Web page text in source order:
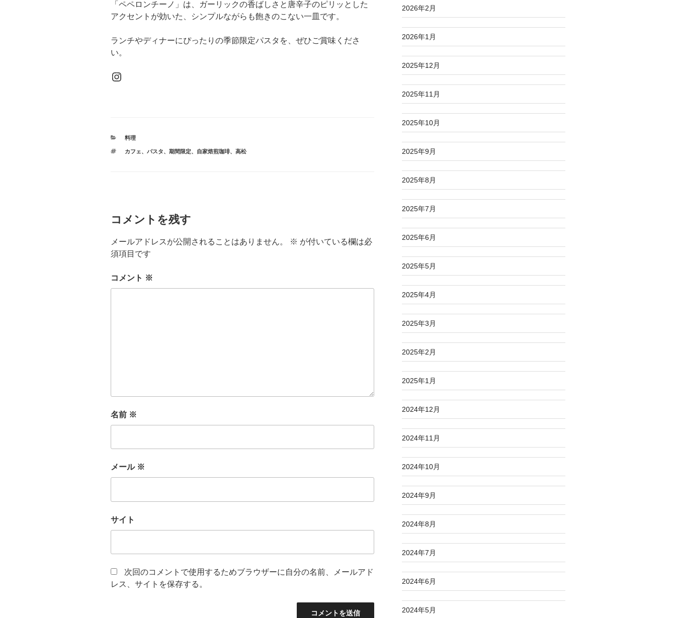
「ペペロンチーノ」は、ガーリックの香ばしさと唐辛子のピリッとした
アクセントが効いた、シンプルながらも飽きのこない一皿です。
ランチやディナーにぴったりの季節限定パスタを、ぜひご賞味くださ
い。
Instagram
カ
ゴ
料理
タ
カフェ、 パスタ、 期間限定、 自家焙煎珈琲、 高松
コメントを残す
メールアドレスが公開されることはありません。 ※ が付いている欄は必
須項目です
コメント ※
名前 ※
メール ※
サイト
次回のコメントで使用するためブラウザーに自分の名前、メールアド
レス、サイトを保存する。
2026年2月
2026年1月
2025年12月
2025年11月
2025年10月
2025年9月
2025年8月
2025年7月
2025年6月
2025年5月
2025年4月
2025年3月
2025年2月
2025年1月
2024年12月
2024年11月
2024年10月
2024年9月
2024年8月
2024年7月
2024年6月
2024年5月